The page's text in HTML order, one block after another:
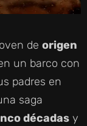
de origen
un barco con
padres en
saga
décadas y